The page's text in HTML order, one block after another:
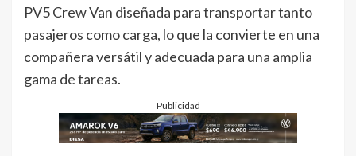
PV5 Crew Van diseñada para transportar tanto
pasajeros como carga, lo que la convierte en una
compañera versátil y adecuada para una amplia
gama de tareas.
Publicidad